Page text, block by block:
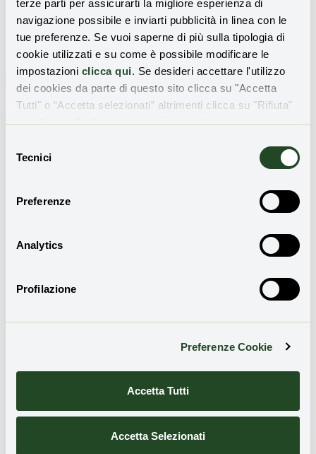
terze parti per assicurarti la migliore esperienza di
navigazione possibile e inviarti pubblicità in linea con le
tue preferenze. Se vuoi saperne di più sulla tipologia di
cookie utilizzati e su come è possibile modificare le
impostazioni clicca qui. Se desideri accettare l'utilizzo
dei cookies da parte di questo sito clicca su "Accetta
Tutti" o “Accetta selezionati” altrimenti clicca su "Rifiuta"
per rifiutare l’utilizzo dei cookie e mantenere le
delTecnici
Preferenze
Analytics
Profilazione
Preferenze Cookie
Accetta Tutti
Accetta Selezionati
Leggi anche
GPP, la spesa green del settore
pubblico procede ancora a